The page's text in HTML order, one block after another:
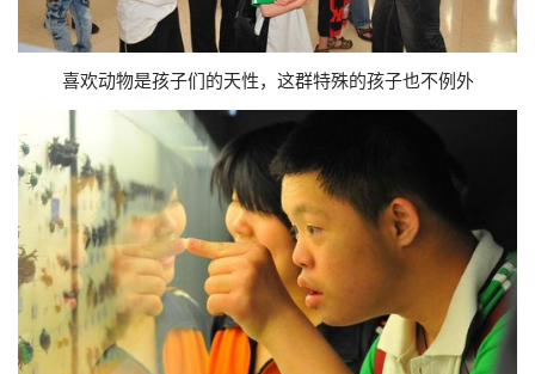
喜欢动物是孩子们的天性，这群特殊的孩子也不例外